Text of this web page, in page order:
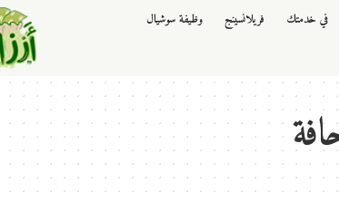
في خدمتك فريلانسينج
وظيفة سوشيال